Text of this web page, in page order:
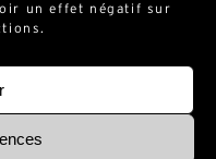
un effet négatif sur